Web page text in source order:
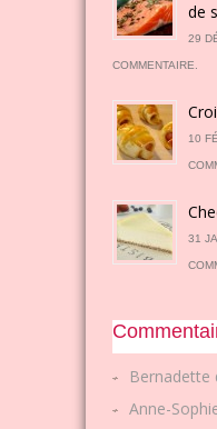
de
29
COMMENTAIRE.
10
31
Bernadette
Anne-